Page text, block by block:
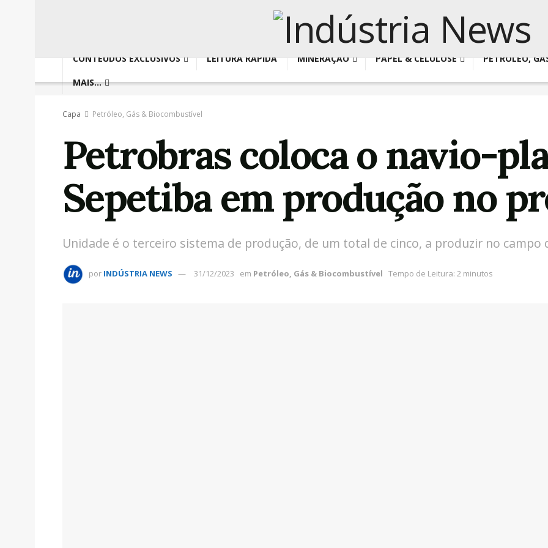
CONTEÚDOS EXCLUSIVOS LEITURA RÁPIDA MINERAÇÃO PAPEL & CELULOSE PETRÓLEO,
MAIS…
Capa Petróleo, Gás & Biocombustível
Petrobras coloca o navio-
Sepetiba em produção no
Unidade é o terceiro sistema de produção, de um total de cinco, a produzir no campo
por INDÚSTRIA NEWS 31/12/2023 em Petróleo, Gás & Biocombustível Tempo de Leitura: 2 minutos